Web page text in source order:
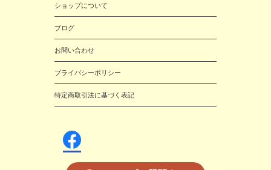
ショップについて
ブログ
お問い合わせ
プライバシーポリシー
特定商取引法に基づく表記